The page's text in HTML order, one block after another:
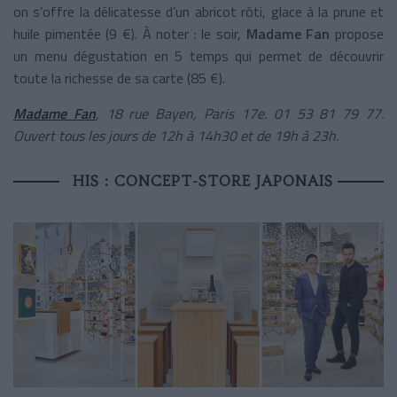
on s’offre la délicatesse d’un abricot rôti, glace à la prune et
huile pimentée (9 €). À noter : le soir, Madame Fan propose
un menu dégustation en 5 temps qui permet de découvrir
toute la richesse de sa carte (85 €).
Madame Fan, 18 rue Bayen, Paris 17e. 01 53 81 79 77.
Ouvert tous les jours de 12h à 14h30 et de 19h à 23h.
HIS : CONCEPT-STORE JAPONAIS